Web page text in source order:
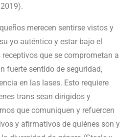
merecen sentirse vistos y
yo auténtico y estar bajo el
que se comprometan a
fuerte sentido de seguridad,
en las lases. Esto requiere
trans sean dirigidos y
que comuniquen y refuercen
y afirmativos de quiénes son y